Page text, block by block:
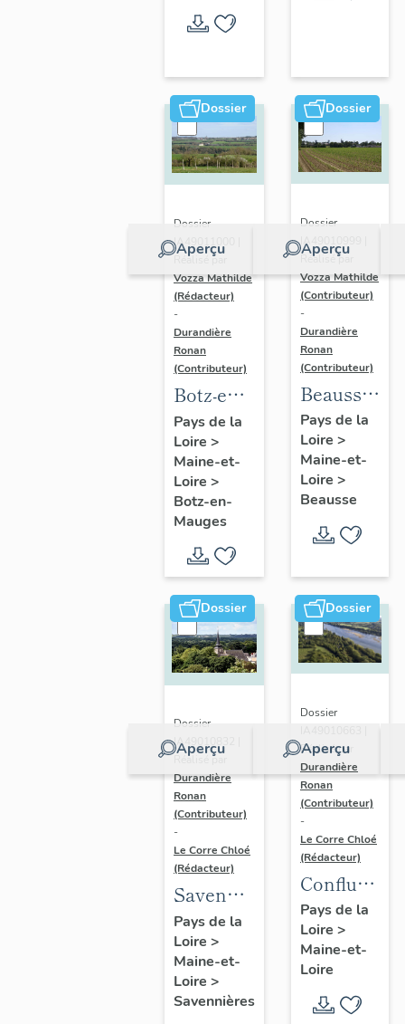
l'opération
Dossier
Aperçu
Dossier
IA49011000 |
Réalisé par
Vozza Mathilde
(Rédacteur)
-
Durandière
Ronan
(Contributeur)
Botz-en-
Mauges :
présentation
de la
commune
Pays de la
Loire >
Maine-et-
Loire >
Botz-en-
Mauges
Dossier
Aperçu
Dossier
IA49010999 |
Réalisé par
Vozza Mathilde
(Contributeur)
-
Durandière
Ronan
(Contributeur)
Beausse :
de la
commune
Pays de la
Loire >
Maine-et-
Loire >
Beausse
Dossier
Aperçu
Dossier
IA49010832 |
Réalisé par
Durandière
Ronan
(Contributeur)
-
Le Corre Chloé
(Rédacteur)
Savennières
:
présentation
de la
commune
Pays de la
Loire >
Maine-et-
Loire >
Savennières
Dossier
Aperçu
Dossier
Réalisé par
Durandière
Ronan
(Contributeur)
-
Le Corre Chloé
(Rédacteur)
Confluence
Maine-
Loire :
d'étude
Pays de la
Loire >
Maine-et-
Loire